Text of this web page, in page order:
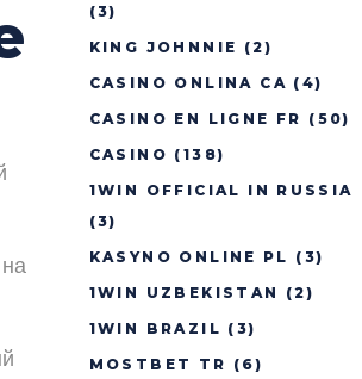
(3)
KING JOHNNIE (2)
CASINO ONLINA CA (4)
CASINO EN LIGNE FR (50)
CASINO (138)
1WIN OFFICIAL IN RUSSIA
(3)
KASYNO ONLINE PL (3)
1WIN UZBEKISTAN
(2)
1WIN BRAZIL (3)
MOSTBET TR (6)